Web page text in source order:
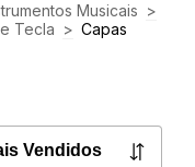
Musicais >
Tecla > Capas